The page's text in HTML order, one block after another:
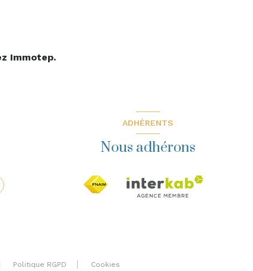
Immotep.
ADHÉRENTS
Nous adhérons
Politique RGPD Cookies